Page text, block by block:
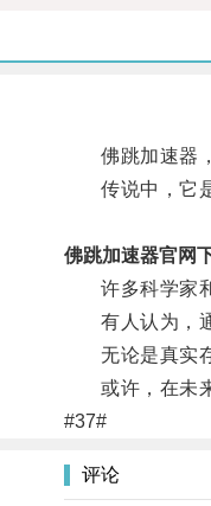
佛跳加速器，
传说中，它是
佛跳加速器官网
许多科学家和
有人认为，通
无论是真实存
或许，在未来
#37#
评论